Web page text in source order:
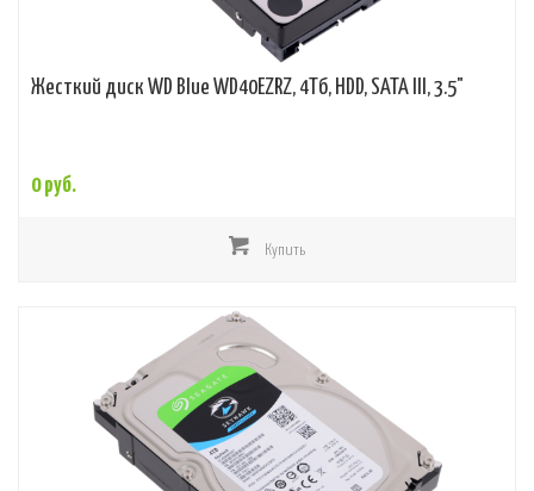
Жесткий диск WD Blue WD40EZRZ, 4Тб, HDD, SATA III, 3.5"
0 руб.
Купить